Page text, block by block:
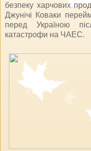
безпеку харчових
Джунічі Коваки
перед Україною
катастрофи на ЧАЕС.